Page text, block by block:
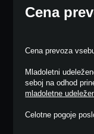
Cena
Cena prevoza
Mladoletni
seboj na odhod
mladoletne
Celotne pogoje